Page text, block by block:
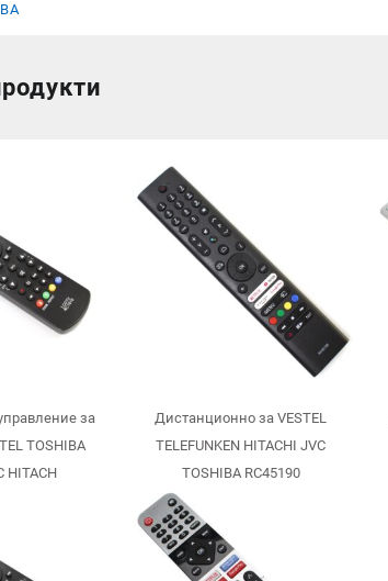
за
TOSHIBA
HITACH
Дистанционно за VESTEL
TELEFUNKEN HITACHI JVC
TOSHIBA RC45190